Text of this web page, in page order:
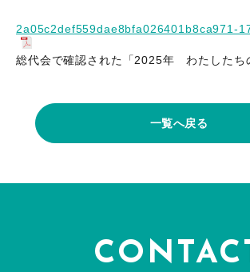
2a05c2def559dae8bfa026401b8ca971-
総代会で確認された「2025年 わたしたち
一覧へ戻る